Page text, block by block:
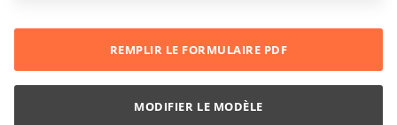
REMPLIR LE FORMULAIRE PDF
MODIFIER LE MODÈLE